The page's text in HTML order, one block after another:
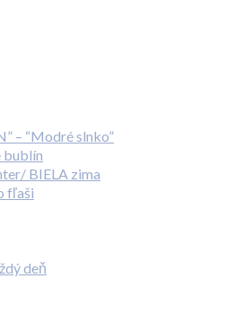
– “Modré slnko”
bublín
BIELA zima
fľaši
deň